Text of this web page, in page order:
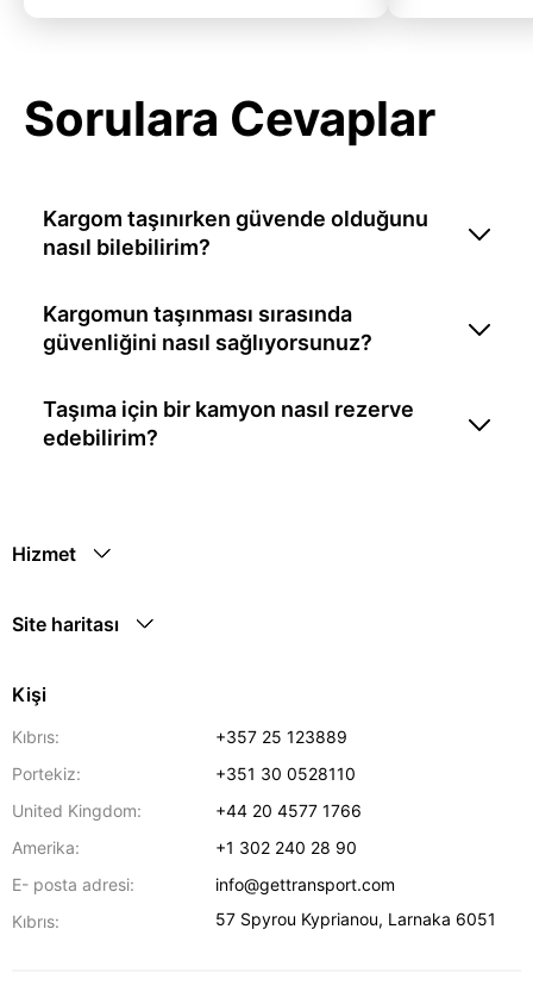
Sorulara Cevaplar
Kargom taşınırken güvende olduğunu
nasıl bilebilirim?
Kargomun taşınması sırasında
güvenliğini nasıl sağlıyorsunuz?
Taşıma için bir kamyon nasıl rezerve
edebilirim?
Hizmet
Site haritası
Kişi
Kıbrıs:
+357 25 123889
Portekiz:
+351 30 0528110
United Kingdom:
+44 20 4577 1766
Amerika:
+1 302 240 28 90
E- posta adresi:
info@gettransport.com
Kıbrıs:
57 Spyrou Kyprianou, Larnaka 6051